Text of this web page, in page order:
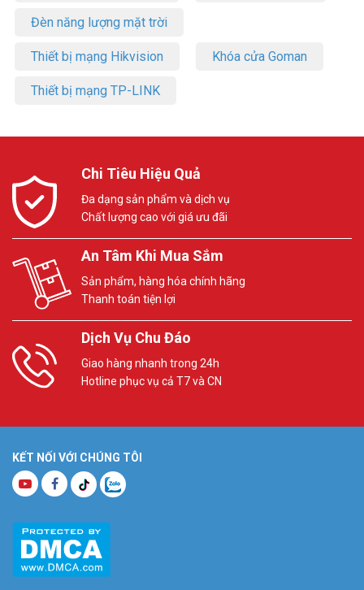
Đèn năng lượng mặt trời
Thiết bị mạng Hikvision Khóa cửa Goman
Thiết bị mạng TP-LINK
Chi Tiêu Hiệu Quả
Đa dạng sản phẩm và dịch vụ
Chất lượng cao với giá ưu đãi
An Tâm Khi Mua Sắm
Sản phẩm, hàng hóa chính hãng
Thanh toán tiện lợi
Dịch Vụ Chu Đáo
Giao hàng nhanh trong 24h
Hotline phục vụ cả T7 và CN
KẾT NỐI VỚI CHÚNG TÔI